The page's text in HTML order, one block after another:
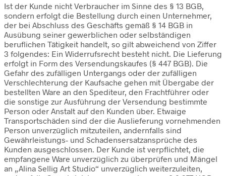
Ist der Kunde nicht Verbraucher im Sinne des § 13 BGB,
sondern erfolgt die Bestellung durch einen Unternehmer,
der bei Abschluss des Geschäfts gemäß § 14 BGB in
Ausübung seiner gewerblichen oder selbständigen
beruflichen Tätigkeit handelt, so gilt abweichend von Ziffer
3 folgendes: Ein Widerrufsrecht besteht nicht. Die Lieferung
erfolgt in Form des Versendungskaufes (§ 447 BGB). Die
Gefahr des zufälligen Untergangs oder der zufälligen
Verschlechterung der Kaufsache gehen mit Übergabe der
bestellten Ware an den Spediteur, den Frachtführer oder
die sonstige zur Ausführung der Versendung bestimmte
Person oder Anstalt auf den Kunden über. Etwaige
Transportschäden sind der die Auslieferung vornehmenden
Person unverzüglich mitzuteilen, andernfalls sind
Gewährleistungs- und Schadensersatzansprüche des
Kunden ausgeschlossen. Der Kunde ist verpflichtet, die
empfangene Ware unverzüglich zu überprüfen und Mängel
an „Alina Sellig Art Studio“ unverzüglich weiterzuleiten,